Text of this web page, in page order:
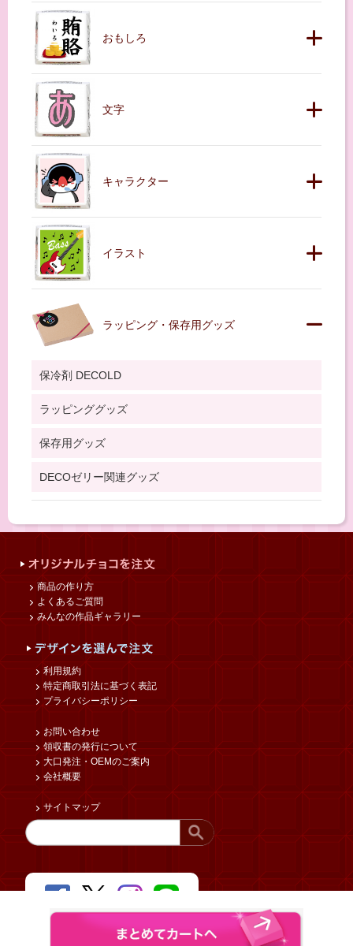
おもしろ
文字
キャラクター
イラスト
ラッピング・保存用グッズ
保冷剤 DECOLD
ラッピンググッズ
保存用グッズ
DECOゼリー関連グッズ
商品の作り方
よくあるご質問
みんなの作品ギャラリー
利用規約
特定商取引法に基づく表記
プライバシーポリシー
お問い合わせ
領収書の発行について
大口発注・OEMのご案内
会社概要
サイトマップ